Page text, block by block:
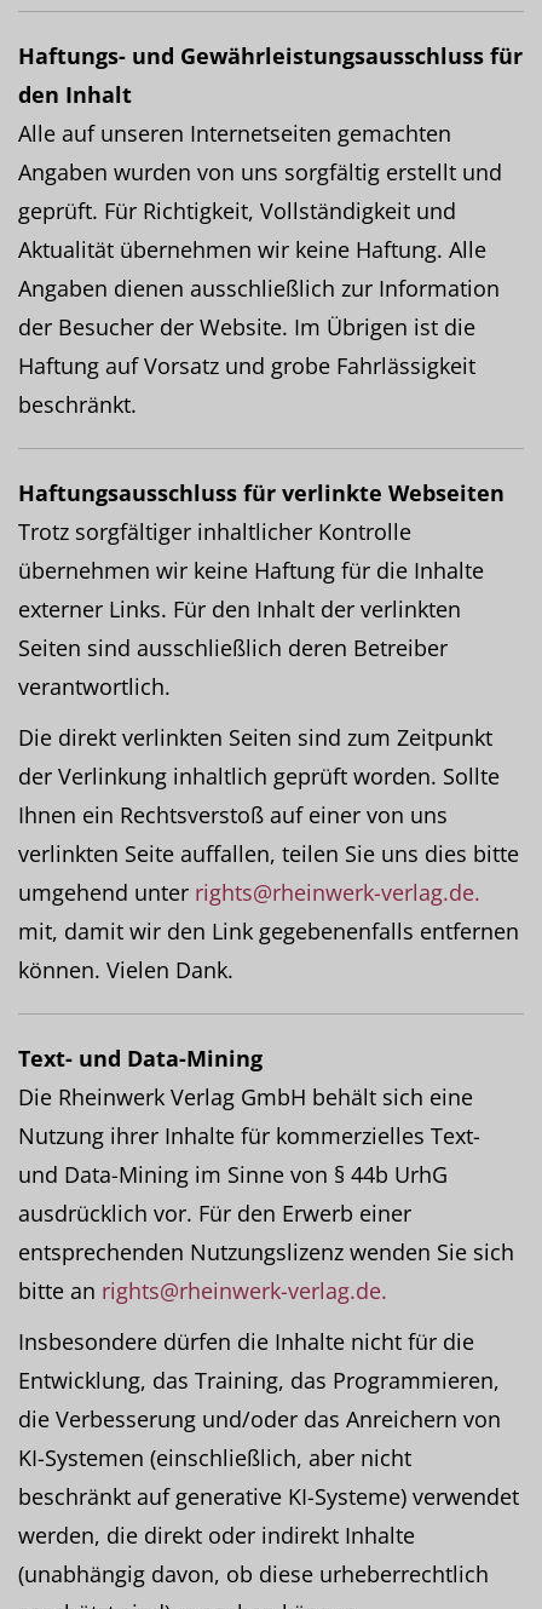
Haftungs- und Gewährleistungsausschluss für
den Inhalt
Alle auf unseren Internetseiten gemachten
Angaben wurden von uns sorgfältig erstellt und
geprüft. Für Richtigkeit, Vollständigkeit und
Aktualität übernehmen wir keine Haftung. Alle
Angaben dienen ausschließlich zur Information
der Besucher der Website. Im Übrigen ist die
Haftung auf Vorsatz und grobe Fahrlässigkeit
beschränkt.
Haftungsausschluss für verlinkte Webseiten
Trotz sorgfältiger inhaltlicher Kontrolle
übernehmen wir keine Haftung für die Inhalte
externer Links. Für den Inhalt der verlinkten
Seiten sind ausschließlich deren Betreiber
verantwortlich.
Die direkt verlinkten Seiten sind zum Zeitpunkt
der Verlinkung inhaltlich geprüft worden. Sollte
Ihnen ein Rechtsverstoß auf einer von uns
verlinkten Seite auffallen, teilen Sie uns dies bitte
umgehend unter rights@rheinwerk-verlag.de.
mit, damit wir den Link gegebenenfalls entfernen
können. Vielen Dank.
Text- und Data-Mining
Die Rheinwerk Verlag GmbH behält sich eine
Nutzung ihrer Inhalte für kommerzielles Text-
und Data-Mining im Sinne von § 44b UrhG
ausdrücklich vor. Für den Erwerb einer
entsprechenden Nutzungslizenz wenden Sie sich
bitte an rights@rheinwerk-verlag.de.
Insbesondere dürfen die Inhalte nicht für die
Entwicklung, das Training, das Programmieren,
die Verbesserung und/oder das Anreichern von
KI-Systemen (einschließlich, aber nicht
beschränkt auf generative KI-Systeme) verwendet
werden, die direkt oder indirekt Inhalte
(unabhängig davon, ob diese urheberrechtlich